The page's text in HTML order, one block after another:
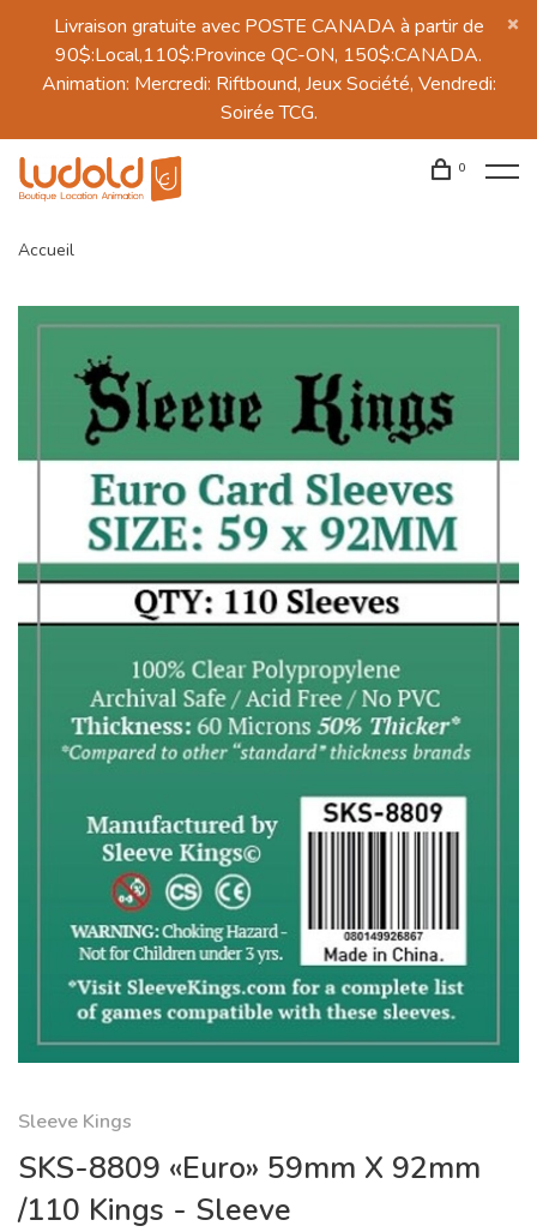
Livraison gratuite avec POSTE CANADA à partir de
90$:Local,110$:Province QC-ON, 150$:CANADA.
Animation: Mercredi: Riftbound, Jeux Société, Vendredi:
Soirée TCG.
0
Accueil
Sleeve Kings
SKS-8809 «Euro» 59mm X 92mm
/110 Kings - Sleeve